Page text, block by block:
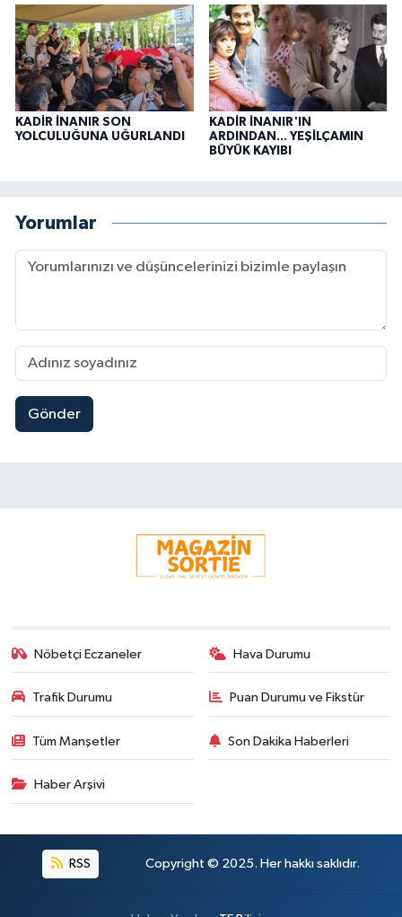
KADİR İNANIR SON
YOLCULUĞUNA UĞURLANDI
KADİR İNANIR'IN
ARDINDAN... YEŞİLÇAMIN
BÜYÜK KAYIBI
Yorumlar
Gönder
Nöbetçi Eczaneler Hava Durumu
Trafik Durumu Puan Durumu ve Fikstür
Tüm Manşetler Son Dakika Haberleri
Haber Arşivi
RSS Copyright © 2025. Her hakkı saklıdır.